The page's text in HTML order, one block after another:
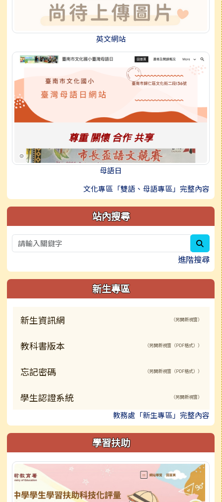
英文網站
母語日
文化專區「雙語、母語專區」完整內容
站內搜尋
進階搜尋
新生專區
新生資訊網 （另開新視窗）
教科書版本 （另開新視窗（PDF格式））
忘記密碼 （另開新視窗（PDF格式））
學生認證系統 （另開新視窗）
教務處「新生專區」完整內容
學習扶助